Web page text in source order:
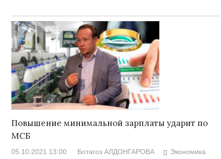
Повышение минимальной зарплаты ударит по
МСБ
05.10.2021 13:00 Ботагоз АЛДОНГАРОВА
Экономика